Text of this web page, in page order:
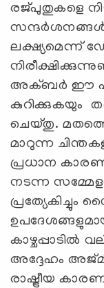
രജ്പുതുകളെ
ലക്ഷ്യമെന്ന്
അക്ബർ ഈ
കുറിക്കുകയും
ചെയ്തു. മതത്തെ
മാറുന്ന
പ്രധാന
നടന്ന
പ്രത്യേകിച്ചും
കാഴ്ചപ്പാടിൽ
അദ്ദേഹം
രാഷ്ട്രീയ